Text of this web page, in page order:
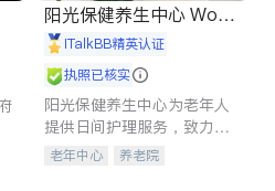
阳光保健养生中心 World
shine
iTalkBB精英认证
执照已核实
阳光保健养生中心为老年人
提供日间护理服务，致力于
通过持续的护理创新来有效
老年中心 养老院